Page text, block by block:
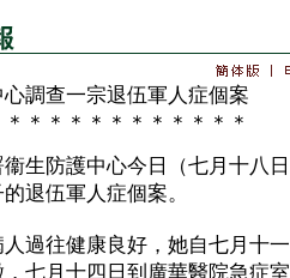
調查一宗退伍軍人症個案
＊＊＊＊＊＊＊＊＊＊＊＊
防護中心今日（七月十八日
退伍軍人症個案。
往健康良好，她自七月十一
七月十四日到廣華醫院急症